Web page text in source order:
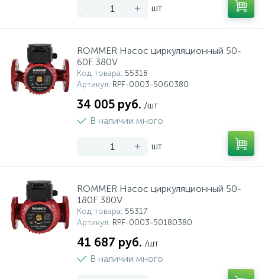
- + шт
ROMMER Насос циркуляционный 50-
60F 380V
Код товара: 55318
Артикул: RPF-0003-5060380
34 005 руб. /шт
В наличии много
- + шт
ROMMER Насос циркуляционный 50-
180F 380V
Код товара: 55317
Артикул: RPF-0003-50180380
41 687 руб. /шт
В наличии много